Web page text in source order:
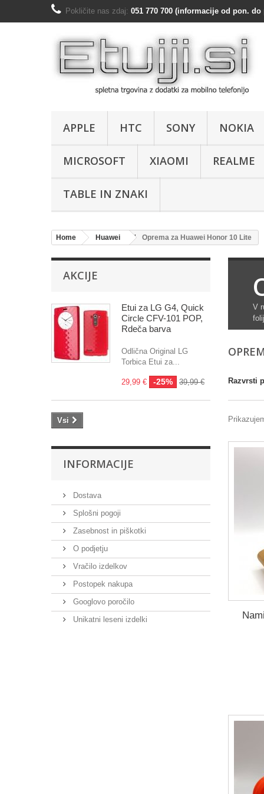
Pokličite nas zdaj: 051 770 700 (informacije od pon.
APPLE HTC SONY NOKIA
MICROSOFT XIAOMI REALME
TABLE IN ZNAKI
Home Huawei Oprema za Huawei Honor 10 Lite
AKCIJE
Etui za LG G4, Quick
Circle CFV-101 POP,
Rdeča barva
Odlična Original LG
Torbica Etui za...
29,99 € -25% 39,99 €
Vsi
INFORMACIJE
Dostava
Splošni pogoji
Zasebnost in piškotki
O podjetju
Vračilo izdelkov
Postopek nakupa
Googlovo poročilo
Unikatni leseni izdelki
V
Razvrsti